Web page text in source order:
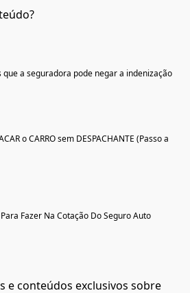
que a seguradora pode negar a indenização
o CARRO sem DESPACHANTE (Passo a
Fazer Na Cotação Do Seguro Auto
e conteúdos exclusivos sobre